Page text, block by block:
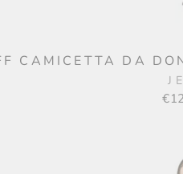
CAMICETTA DA